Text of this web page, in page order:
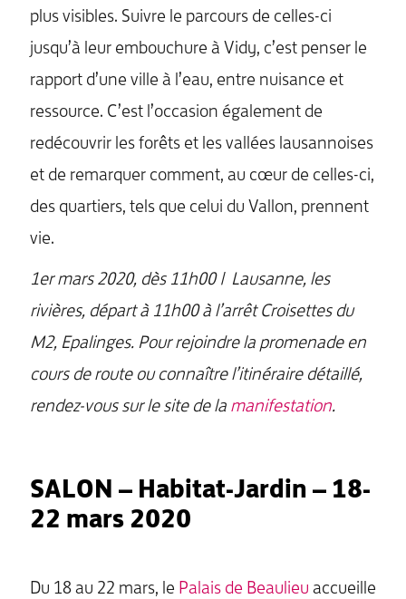
plus visibles. Suivre le parcours de celles-ci
jusqu’à leur embouchure à Vidy, c’est penser le
rapport d’une ville à l’eau, entre nuisance et
ressource. C’est l’occasion également de
redécouvrir les forêts et les vallées lausannoises
et de remarquer comment, au cœur de celles-ci,
des quartiers, tels que celui du Vallon, prennent
vie.
1er mars 2020, dès 11h00 |Lausanne, les
rivières, départ à 11h00 à l’arrêt Croisettes du
M2, Epalinges. Pour rejoindre la promenade en
cours de route ou connaître l’itinéraire détaillé,
rendez-vous sur le site de la manifestation.
SALON – Habitat-Jardin – 18-
22 mars 2020
Du 18 au 22 mars, le Palais de Beaulieu accueille